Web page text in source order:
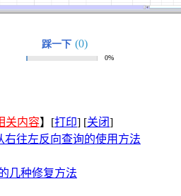
关内容】[打印] [关闭]
右往左反向查询的使用方法
几种修复方法